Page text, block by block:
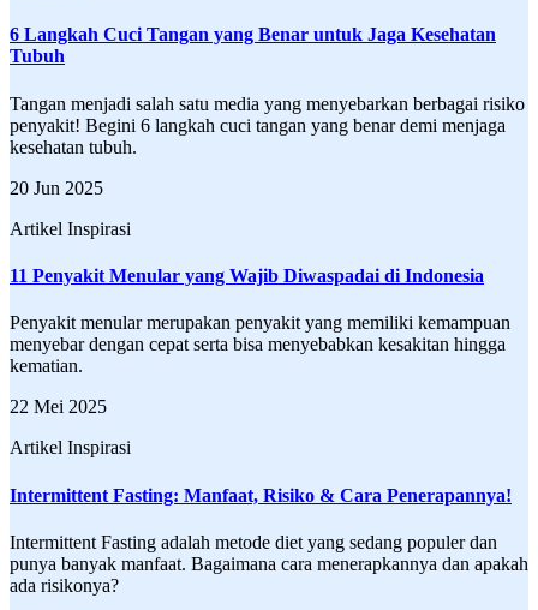
6 Langkah Cuci Tangan yang Benar untuk Jaga Kesehatan
Tubuh
Tangan menjadi salah satu media yang menyebarkan berbagai risiko
penyakit! Begini 6 langkah cuci tangan yang benar demi menjaga
kesehatan tubuh.
20 Jun 2025
Artikel Inspirasi
11 Penyakit Menular yang Wajib Diwaspadai di Indonesia
Penyakit menular merupakan penyakit yang memiliki kemampuan
menyebar dengan cepat serta bisa menyebabkan kesakitan hingga
kematian.
22 Mei 2025
Artikel Inspirasi
Intermittent Fasting: Manfaat, Risiko & Cara Penerapannya!
Intermittent Fasting adalah metode diet yang sedang populer dan
punya banyak manfaat. Bagaimana cara menerapkannya dan apakah
ada risikonya?